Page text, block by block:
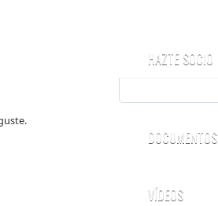
HAZTE SOCIO
DOCUMENTOS
VÍDEOS